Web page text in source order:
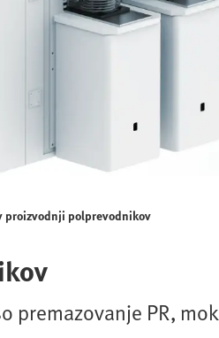
proizvodnji polprevodnikov
PR,